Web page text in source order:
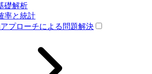
礎解析
率と統計
プローチによる問題解決